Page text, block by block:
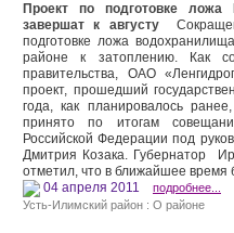
Проект по подготовке
завершат к августу
подготовке ложа
районе к затоплению. Как
правительства, ОАО
проект, прошедший
года, как планировалось
принято по итогам
Российской Федерации под
Дмитрия Козака. Губернатор
отметил, что в ближайшее время
04 апреля 2011 подробнее...
Усть-Илимский район : О районе